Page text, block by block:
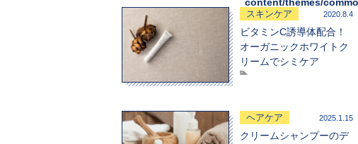
スキンケア 2020.8.4
ビタミンC誘導体配合！
オーガニックホワイトク
リームでシミケア
ヘアケア 2025.1.15
クリームシャンプーのデ